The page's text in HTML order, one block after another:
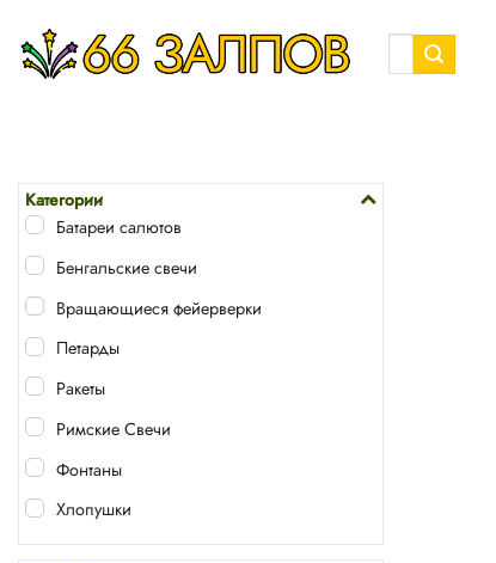
content
Искать:
Категории
Батареи салютов
Бенгальские свечи
Вращающиеся фейерверки
Петарды
Ракеты
Римские Свечи
Фонтаны
Хлопушки